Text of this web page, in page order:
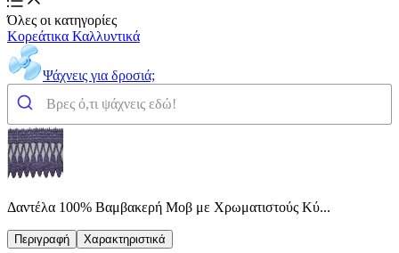
Όλες οι κατηγορίες
Κορεάτικα Καλλυντικά
Ψάχνεις για δροσιά;
Δαντέλα 100% Βαμβακερή Μοβ με Χρωματιστούς Κύ...
Περιγραφή Χαρακτηριστικά